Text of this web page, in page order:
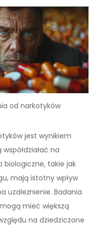
od narkotyków
jest wynikiem
na
biologiczne, takie jak
mają istotny wpływ
uzależnienie. Badania
mieć większą
na dziedziczone